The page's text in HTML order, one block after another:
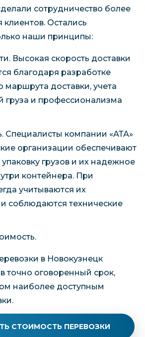
сотрудничество более
Остались
наши принципы:
Высокая скорость доставки
благодаря разработке
маршрута доставки, учета
груза и профессионализма
Специалисты компании «АТА»
организации обеспечивают
грузов и их надежное
контейнера. При
учитываются их
соблюдаются технические
в Новокузнецк
точно оговоренный срок,
наиболее доступным
СТОИМОСТЬ ПЕРЕВОЗКИ